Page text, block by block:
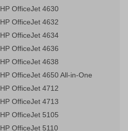
HP OfficeJet 4630
HP OfficeJet 4632
HP OfficeJet 4634
HP OfficeJet 4636
HP OfficeJet 4638
HP OfficeJet 4650 All-in-One
HP OfficeJet 4712
HP OfficeJet 4713
HP OfficeJet 5105
HP OfficeJet 5110